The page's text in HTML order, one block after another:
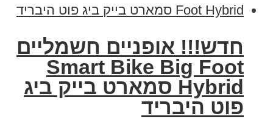
חדש!!! אופניים חשמליים
Smart Bike Big Foot
Hybrid סמארט בייק ביג
פוט היבריד